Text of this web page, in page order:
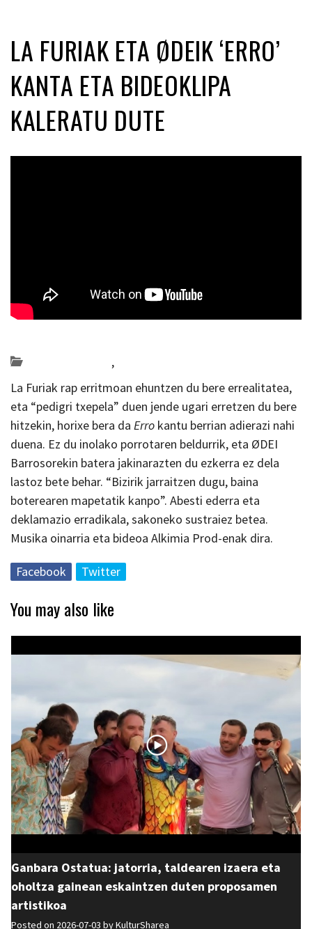
LA FURIAK ETA ØDEIK ‘ERRO’
KANTA ETA BIDEOKLIPA
KALERATU DUTE
,
La Furiak rap erritmoan ehuntzen du bere errealitatea,
eta “pedigri txepela” duen jende ugari erretzen du bere
hitzekin, horixe bera da Erro kantu berrian adierazi nahi
duena. Ez du inolako porrotaren beldurrik, eta ØDEI
Barrosorekin batera jakinarazten du ezkerra ez dela
lastoz bete behar. “Bizirik jarraitzen dugu, baina
boterearen mapetatik kanpo”. Abesti ederra eta
deklamazio erradikala, sakoneko sustraiez betea.
Musika oinarria eta bideoa Alkimia Prod-enak dira.
Facebook Twitter
You may also like
Ganbara Ostatua: jatorria, taldearen izaera eta
oholtza gainean eskaintzen duten proposamen
artistikoa
Posted on 2026-07-03 byKulturSharea